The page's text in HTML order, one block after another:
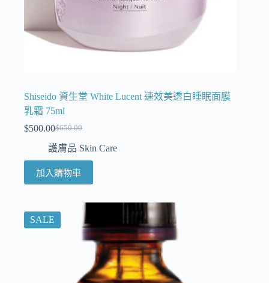
Shiseido 資生堂 White Lucent 速效美透白睡眠面膜
乳霜 75ml
$650.00
$500.00
護膚品 Skin Care
加入購物車
SALE